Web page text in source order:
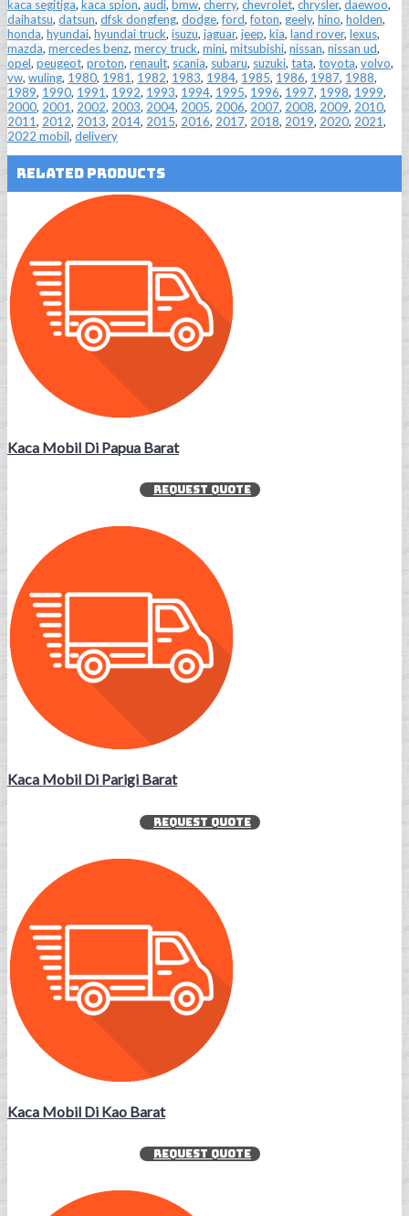
kaca segitiga, kaca spion, audi, bmw, cherry, chevrolet, chrysler, daewoo,
daihatsu, datsun, dfsk dongfeng, dodge,ford,foton, geely, hino, holden,
honda, hyundai, hyundai truck, isuzu, jaguar, jeep, kia, land rover, lexus,
mazda, mercedes benz, mercy truck, mini, mitsubishi, nissan, nissan ud,
opel, peugeot, proton, renault, scania, subaru, suzuki, tata, toyota, volvo,
vw, wuling, 1980, 1981, 1982, 1983, 1984, 1985, 1986, 1987, 1988,
1989, 1990, 1991, 1992, 1993, 1994, 1995, 1996, 1997, 1998, 1999,
2000, 2001, 2002, 2003, 2004, 2005, 2006, 2007, 2008, 2009, 2010,
2011, 2012, 2013, 2014, 2015, 2016, 2017, 2018, 2019, 2020, 2021,
2022 mobil, delivery
Related Products
Kaca Mobil Di Papua Barat
REQUEST QUOTE
Kaca Mobil Di Parigi Barat
REQUEST QUOTE
Kaca Mobil Di Kao Barat
REQUEST QUOTE